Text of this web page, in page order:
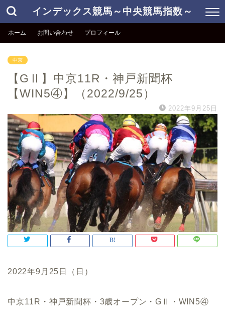
インデックス競馬～中央競馬指数～
ホーム お問い合わせ プロフィール
中京
【GⅡ】中京11R・神戸新聞杯
【WIN5④】（2022/9/25）
2022年9月25日
2022年9月25日（日）
中京11R・神戸新聞杯・3歳オープン・GⅡ・WIN5④